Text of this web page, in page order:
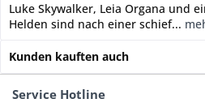
Luke Skywalker, Leia Organa und
Helden sind nach einer schief...
Kunden kauften auch
Service Hotline